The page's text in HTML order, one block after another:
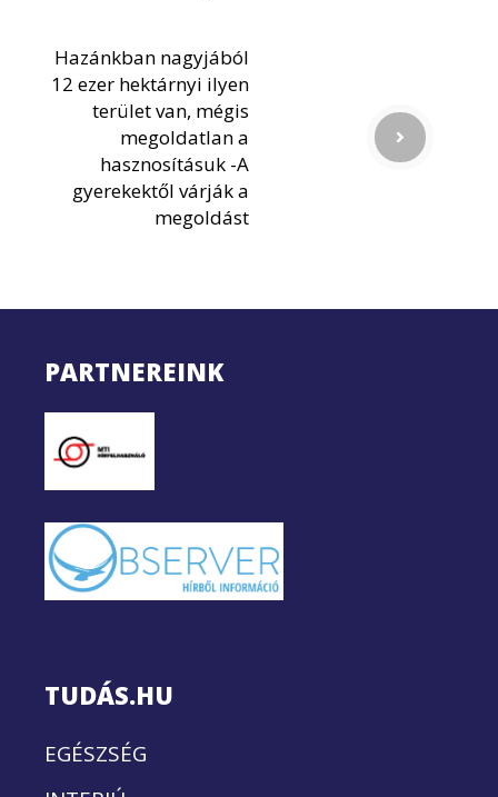
Hazánkban nagyjából
12 ezer hektárnyi ilyen
terület van, mégis
megoldatlan a
hasznosításuk -A
gyerekektől várják a
megoldást
PARTNEREINK
TUDÁS.HU
EGÉSZSÉG